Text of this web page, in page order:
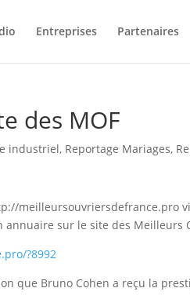
Entreprises Partenaires
des MOF
industriel, Reportage Mariages,
meilleursouvriersdefrance.pro
sur le site des Meilleurs
?8992
que Bruno Cohen a reçu la